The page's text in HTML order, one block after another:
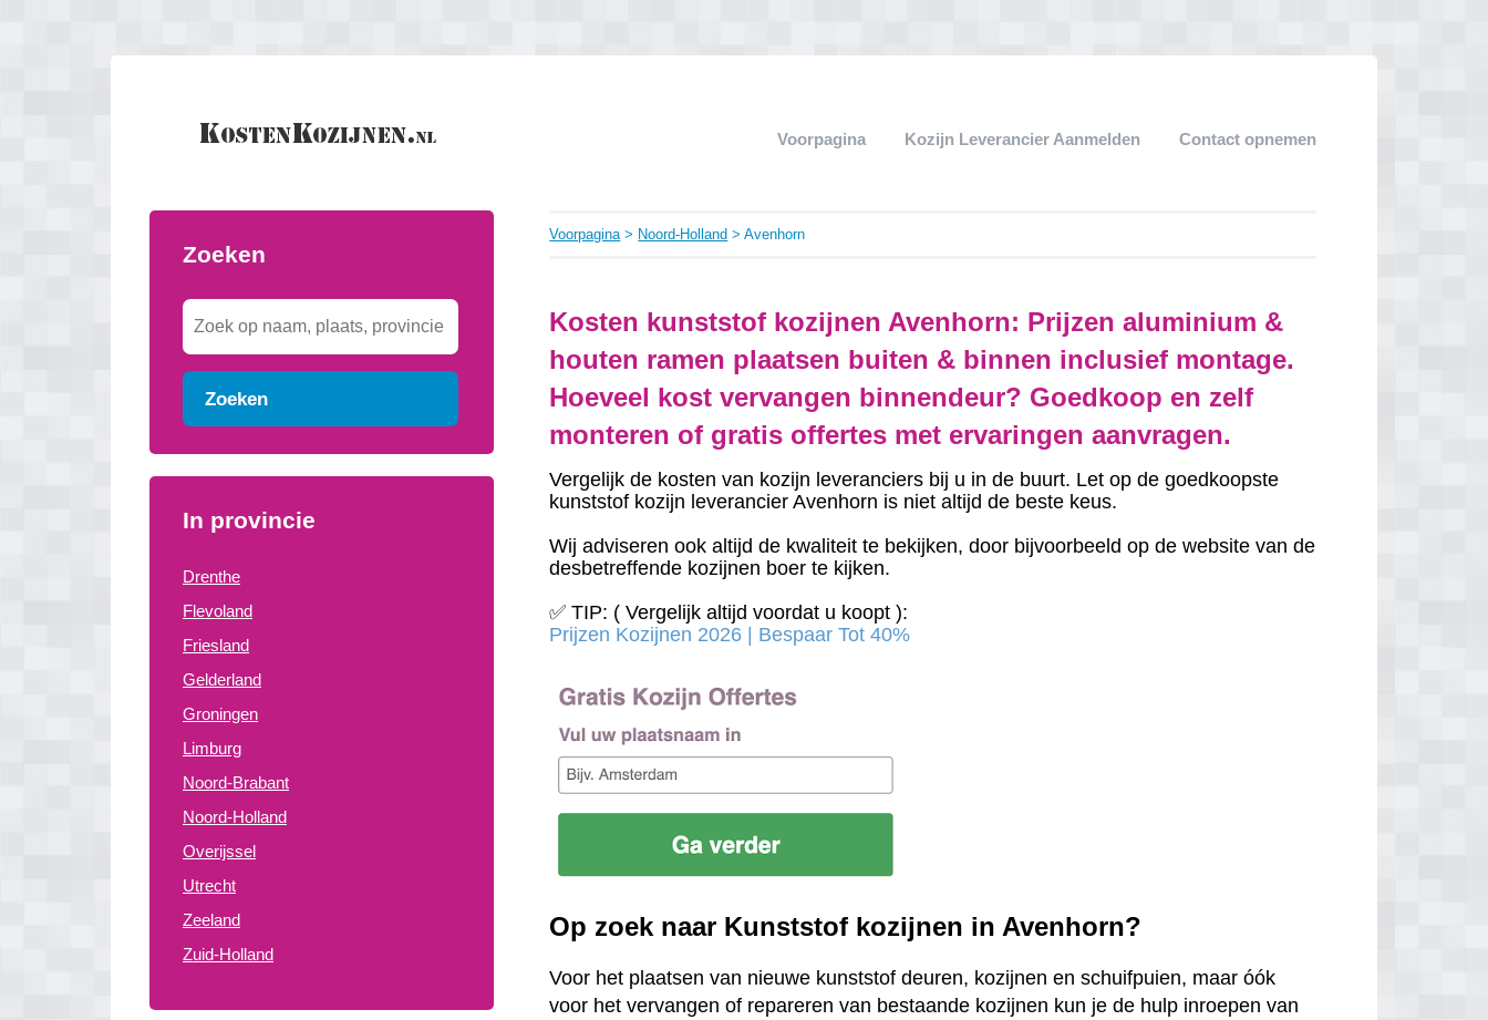
Voorpagina Kozijn Leverancier Aanmelden Contact opnemen
Zoeken
Zoeken
In provincie
Drenthe
Flevoland
Friesland
Gelderland
Groningen
Limburg
Noord-Brabant
Noord-Holland
Overijssel
Utrecht
Zeeland
Zuid-Holland
Voorpagina> Noord-Holland > Avenhorn
Kosten kunststof kozijnen Avenhorn: Prijzen aluminium &
houten ramen plaatsen buiten & binnen inclusief montage.
Hoeveel kost vervangen binnendeur? Goedkoop en zelf
monteren of gratis offertes met ervaringen aanvragen.
Vergelijk de kosten van kozijn leveranciers bij u in de buurt. Let op de goedkoopste
kunststof kozijn leverancier Avenhorn is niet altijd de beste keus.
Wij adviseren ook altijd de kwaliteit te bekijken, door bijvoorbeeld op de website van de
desbetreffende kozijnen boer te kijken.
✅ TIP: ( Vergelijk altijd voordat u koopt ):
Prijzen Kozijnen 2026 | Bespaar Tot 40%‎
Op zoek naar Kunststof kozijnen in Avenhorn?
Voor het plaatsen van nieuwe kunststof deuren, kozijnen en schuifpuien, maar óók
voor het vervangen of repareren van bestaande kozijnen kun je de hulp inroepen van